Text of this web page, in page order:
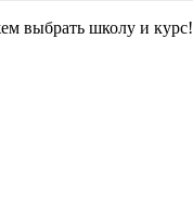
выбрать школу и курс!